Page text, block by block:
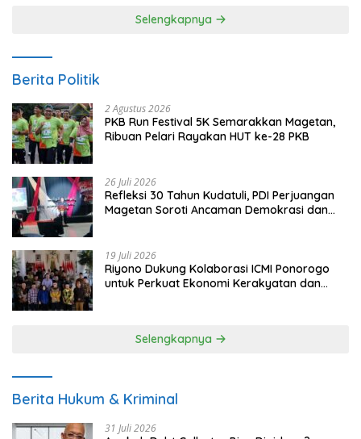
Selengkapnya
Berita Politik
2 Agustus 2026
PKB Run Festival 5K Semarakkan Magetan,
Ribuan Pelari Rayakan HUT ke-28 PKB
26 Juli 2026
Refleksi 30 Tahun Kudatuli, PDI Perjuangan
Magetan Soroti Ancaman Demokrasi dan
19 Juli 2026
Riyono Dukung Kolaborasi ICMI Ponorogo
untuk Perkuat Ekonomi Kerakyatan dan
Selengkapnya
Berita Hukum & Kriminal
31 Juli 2026